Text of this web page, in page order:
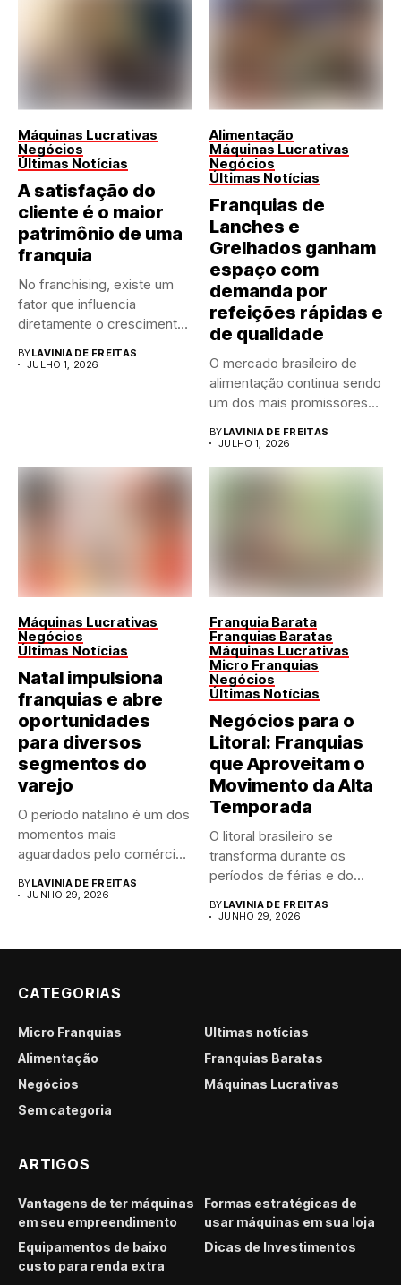
Máquinas Lucrativas
Negócios
Últimas Notícias
A satisfação do
cliente é o maior
patrimônio de uma
franquia
No franchising, existe um
fator que influencia
diretamente o crescimento
BYLAVINIA DE FREITAS
JULHO 1, 2026
Alimentação
Máquinas Lucrativas
Negócios
Últimas Notícias
Franquias de
Lanches e
Grelhados ganham
espaço com
demanda por
refeições rápidas e
de qualidade
O mercado brasileiro de
alimentação continua sendo
um dos mais promissores
BYLAVINIA DE FREITAS
JULHO 1, 2026
Máquinas Lucrativas
Negócios
Últimas Notícias
Natal impulsiona
franquias e abre
oportunidades
para diversos
segmentos do
varejo
O período natalino é um dos
momentos mais
aguardados pelo comércio
BYLAVINIA DE FREITAS
JUNHO 29, 2026
Franquia Barata
Franquias Baratas
Máquinas Lucrativas
Micro Franquias
Negócios
Últimas Notícias
Negócios para o
Litoral: Franquias
que Aproveitam o
Movimento da Alta
Temporada
O litoral brasileiro se
transforma durante os
períodos de férias e do...
BYLAVINIA DE FREITAS
JUNHO 29, 2026
CATEGORIAS
Micro Franquias
Últimas notícias
Alimentação
Franquias Baratas
Negócios
Máquinas Lucrativas
Sem categoria
ARTIGOS
Vantagens de ter máquinas
em seu empreendimento
Formas estratégicas de
usar máquinas em sua loja
Equipamentos de baixo
custo para renda extra
Dicas de Investimentos